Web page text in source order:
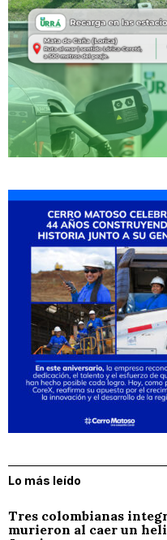
Lo más leído
Tres colombianas
murieron al caer un